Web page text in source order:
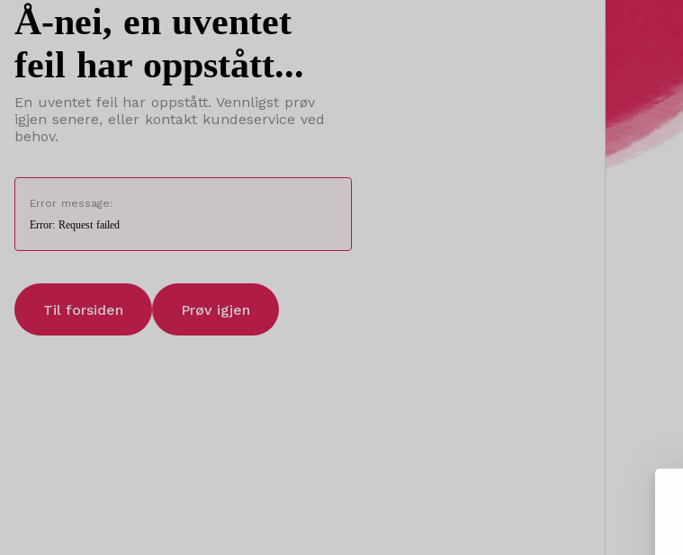
Å-nei, en uventet
feil har oppstått...
En uventet feil har oppstått. Vennligst prøv
igjen senere, eller kontakt kundeservice ved
behov.
Error message:
Error: Request failed
Til forsiden Prøv igjen